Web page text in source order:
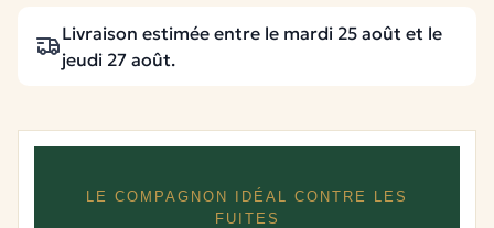
Livraison estimée entre le mardi 25 août et le
jeudi 27 août.
LE COMPAGNON IDÉAL CONTRE LES
FUITES